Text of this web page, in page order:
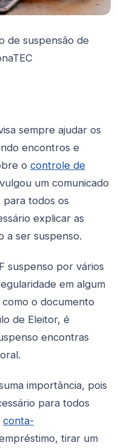
de suspensão de
sempre ajudar os
encontros e
o controle de
um comunicado
para todos os
explicar as
a ser suspenso.
suspenso por vários
em algum
o documento
de Eleitor, é
encontras
importância, pois
para todos
conta-
tirar um